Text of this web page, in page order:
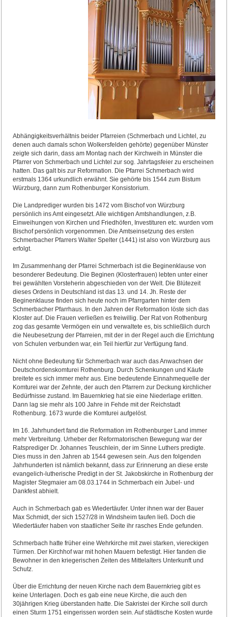
Abhängigkeitsverhältnis beider Pfarreien (Schmerbach und Lichtel, zu
denen auch damals schon Wolkersfelden gehörte) gegenüber Münster
zeigte sich darin, dass am Montag nach der Kirchweih in Münster die
Pfarrer von Schmerbach und Lichtel zur sog. Jahrtagsfeier zu erscheinen
hatten. Das galt bis zur Reformation. Die Pfarrei Schmerbach wird
erstmals 1364 urkundlich erwähnt. Sie gehörte bis 1544 zum Bistum
Würzburg, dann zum Rothenburger Konsistorium.
Die Landprediger wurden bis 1472 vom Bischof von Würzburg
persönlich ins Amt eingesetzt. Alle wichtigen Amtshandlungen, z.B.
Einweihungen von Kirchen und Friedhöfen, Investituren etc. wurden vom
Bischof persönlich vorgenommen. Die Amtseinsetzung des ersten
Schmerbacher Pfarrers Walter Spelter (1441) ist also von Würzburg aus
erfolgt.
Im Zusammenhang der Pfarrei Schmerbach ist die Beginenklause von
besonderer Bedeutung. Die Beginen (Klosterfrauen) lebten unter einer
frei gewählten Vorsteherin abgeschieden von der Welt. Die Blütezeit
dieses Ordens in Deutschland ist das 13. und 14. Jh. Reste der
Beginenklause finden sich heute noch im Pfarrgarten hinter dem
Schmerbacher Pfarrhaus. In den Jahren der Reformation löste sich das
Kloster auf. Die Frauen verließen es freiwillig. Der Rat von Rothenburg
zog das gesamte Vermögen ein und verwaltete es, bis schließlich durch
die Neubesetzung der Pfarreien, mit der in der Regel auch die Errichtung
von Schulen verbunden war, ein Teil hierfür zur Verfügung fand.
Nicht ohne Bedeutung für Schmerbach war auch das Anwachsen der
Deutschordenskomturei Rothenburg. Durch Schenkungen und Käufe
breitete es sich immer mehr aus. Eine bedeutende Einnahmequelle der
Komturei war der Zehnte, der auch den Pfarrern zur Deckung kirchlicher
Bedürfnisse zustand. Im Bauernkrieg hat sie eine Niederlage erlitten.
Dann lag sie mehr als 100 Jahre in Fehde mit der Reichstadt
Rothenburg. 1673 wurde die Komturei aufgelöst.
Im 16. Jahrhundert fand die Reformation im Rothenburger Land immer
mehr Verbreitung. Urheber der Reformatorischen Bewegung war der
Ratsprediger Dr. Johannes Teuschlein, der im Sinne Luthers predigte.
Dies muss in den Jahren ab 1544 gewesen sein. Aus den folgenden
Jahrhunderten ist nämlich bekannt, dass zur Erinnerung an diese erste
evangelich-lutherische Predigt in der St. Jakobskirche in Rothenburg der
Magister Stegmaier am 08.03.1744 in Schmerbach ein Jubel- und
Dankfest abhielt.
Auch in Schmerbach gab es Wiedertäufer. Unter ihnen war der Bauer
Max Schmidt, der sich 1527/28 in Windsheim taufen ließ. Doch die
Wiedertäufer haben von staatlicher Seite ihr rasches Ende gefunden.
Schmerbach hatte früher eine Wehrkirche mit zwei starken, viereckigen
Türmen. Der Kirchhof war mit hohen Mauern befestigt. Hier fanden die
Bewohner in den kriegerischen Zeiten des Mittelalters Unterkunft und
Schutz.
Über die Errichtung der neuen Kirche nach dem Bauernkrieg gibt es
keine Unterlagen. Doch es gab eine neue Kirche, die auch den
30jährigen Krieg überstanden hatte. Die Sakristei der Kirche soll durch
einen Sturm 1751 eingerissen worden sein. Auf städtische Kosten wurde